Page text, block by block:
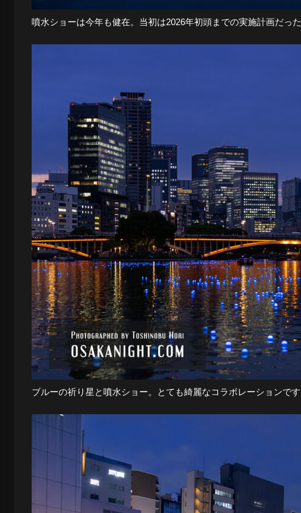
噴水ショーは今年も健在。当初は2026年初頭までの実施計画だっ
ブルーの祈り星と噴水ショー。とても綺麗なコラボレーションです